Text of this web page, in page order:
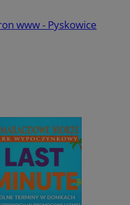
www - Pyskowice